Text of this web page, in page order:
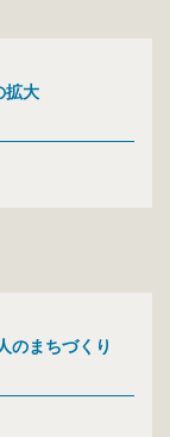
拡大
のまちづくり